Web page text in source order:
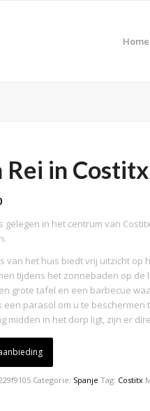
Home
Rei in Costitx
gelegen in het centrum van
van het huis biedt vrij uitzicht op
tijdens het zonnebaden op de
grote tafel en een barbecue
een parasol om u te
midden in het dorp ligt, zijn er
Categorie: Spanje Tag: Costitx